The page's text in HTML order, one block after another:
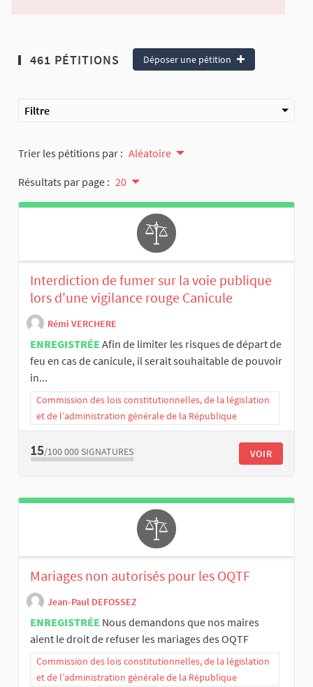
461 PÉTITIONS Déposer une pétition
Filtre
Trier les pétitions par : Aléatoire
Résultats par page : 20
Interdiction de fumer sur la voie publique
lors d'une vigilance rouge Canicule
Rémi VERCHERE
ENREGISTRÉE Afin de limiter les risques de départ de
feu en cas de canicule, il serait souhaitable de pouvoir
in...
Commission des lois constitutionnelles, de la législation
et de l’administration générale de la République
15/100 000 SIGNATURES VOIR
Mariages non autorisés pour les OQTF
Jean-Paul DEFOSSEZ
ENREGISTRÉE Nous demandons que nos maires
aient le droit de refuser les mariages des OQTF
Commission des lois constitutionnelles, de la législation
et de l’administration générale de la République